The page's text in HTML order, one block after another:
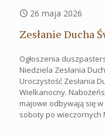
26 maja 2026
Zesłanie Ducha
Ogłoszenia
Niedziela Zesłania
Uroczystość Zesłania
Wielkanocny.
majowe odbywają się
soboty po wieczornych